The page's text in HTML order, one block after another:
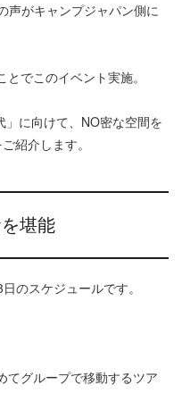
声がキャンプジャパン側に
でこのイベント実施。
に向けて、NO密な空間を
紹介します。
堪能
のスケジュールです。
てグループで移動するツア